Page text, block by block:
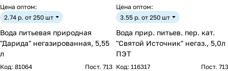
Цена оптом:
2.74 р. от 250 шт
Вода питьевая природная
"Дарида" негазированная, 5,55
л
Код: 81064 Пост. 713
Цена оптом:
3.55 р. от 250 шт
Вода прир. питьев. пер. кат.
"Святой Источник" негаз., 5,0л
ПЭТ
Код: 116317 Пост. 713